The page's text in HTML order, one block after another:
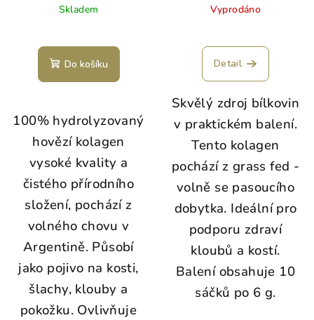
Skladem
hodnocení
produktu
5
hvězdiček.
Do košíku
100% hydrolyzovaný
hovězí kolagen
vysoké kvality a
čistého přírodního
složení, pochází z
volného chovu v
Argentině. Působí
jako pojivo na kosti,
šlachy, klouby a
pokožku. Ovlivňuje
Vyprodáno
Detail
Skvělý zdroj bílkovin
v praktickém balení.
Tento kolagen
pochází z grass fed -
volně se pasoucího
dobytka. Ideální pro
podporu zdraví
kloubů a kostí.
Balení obsahuje 10
sáčků po 6 g.